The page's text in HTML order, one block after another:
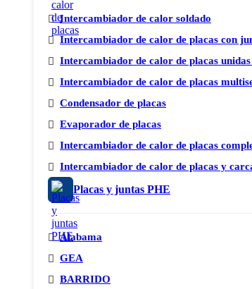
Intercambiador de calor soldado
Intercambiador de calor de placas con
Intercambiador de calor de placas
Intercambiador de calor de placas
Condensador de placas
Evaporador de placas
Intercambiador de calor de placas
Intercambiador de calor de placas y
Placas y juntas PHE
Alabama
GEA
BARRIDO